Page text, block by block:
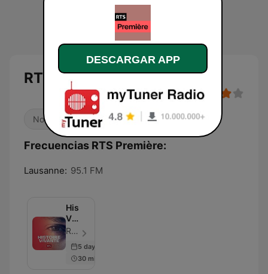
RTS Première
Noticias Cultura & Educación
Frecuencias RTS Première:
Lausanne: 95.1 FM
Histoire
Vivante
‐
Première
RTS - Radio Télévision Suisse - Episodio 20
5 days ago
30 min
DESCARGAR APP